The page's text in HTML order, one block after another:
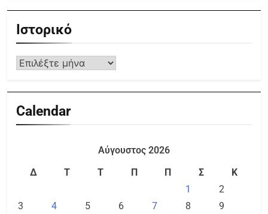
Ιστορικό
Calendar
Αύγουστος 2026
Δ
Τ Τ Π Π Σ
Κ
1
2
3
4 5 6 7 8
9